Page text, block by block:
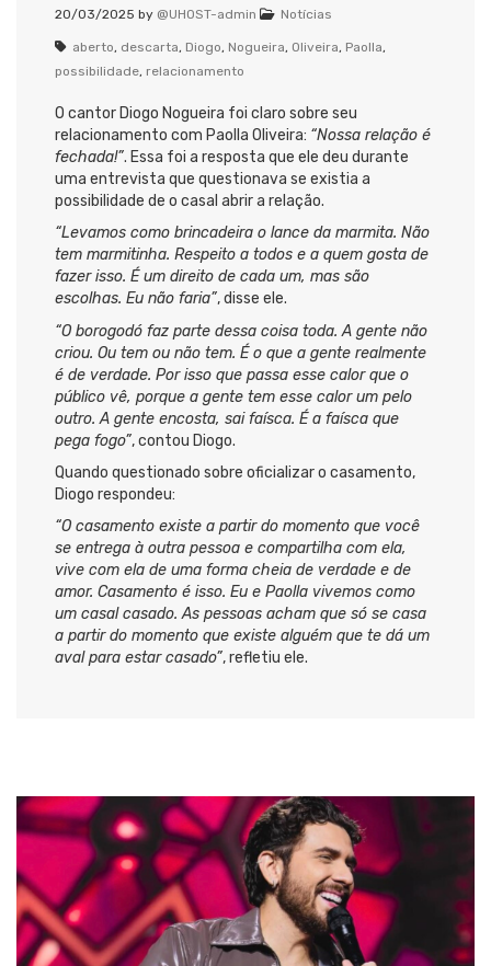
20/03/2025 by @UHOST-admin Notícias
aberto, descarta, Diogo, Nogueira, Oliveira, Paolla,
possibilidade, relacionamento
O cantor Diogo Nogueira foi claro sobre seu
relacionamento com Paolla Oliveira: “Nossa relação é
fechada!”. Essa foi a resposta que ele deu durante
uma entrevista que questionava se existia a
possibilidade de o casal abrir a relação.
“Levamos como brincadeira o lance da marmita. Não
tem marmitinha. Respeito a todos e a quem gosta de
fazer isso. É um direito de cada um, mas são
escolhas. Eu não faria”, disse ele.
“O borogodó faz parte dessa coisa toda. A gente não
criou. Ou tem ou não tem. É o que a gente realmente
é de verdade. Por isso que passa esse calor que o
público vê, porque a gente tem esse calor um pelo
outro. A gente encosta, sai faísca. É a faísca que
pega fogo”, contou Diogo.
Quando questionado sobre oficializar o casamento,
Diogo respondeu:
“O casamento existe a partir do momento que você
se entrega à outra pessoa e compartilha com ela,
vive com ela de uma forma cheia de verdade e de
amor. Casamento é isso. Eu e Paolla vivemos como
um casal casado. As pessoas acham que só se casa
a partir do momento que existe alguém que te dá um
aval para estar casado”, refletiu ele.